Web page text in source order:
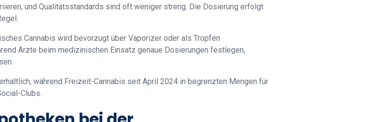
und Qualitätsstandards sind oft weniger streng. Die Dosierung erfolgt
Cannabis wird bevorzugt über Vaporizer oder als Tropfen
Ärzte beim medizinischen Einsatz genaue Dosierungen festlegen,
während Freizeit-Cannabis seit April 2024 in begrenzten Mengen für
Clubs.